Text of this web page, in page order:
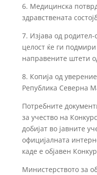
6. Медицинска
здравствената
7. Изјава од
целост ќе ги
направените штети
8. Копија од
Република Северна
Потребните
за учество на
добијат во јавните
официјалната
каде е објавен
Министерството за